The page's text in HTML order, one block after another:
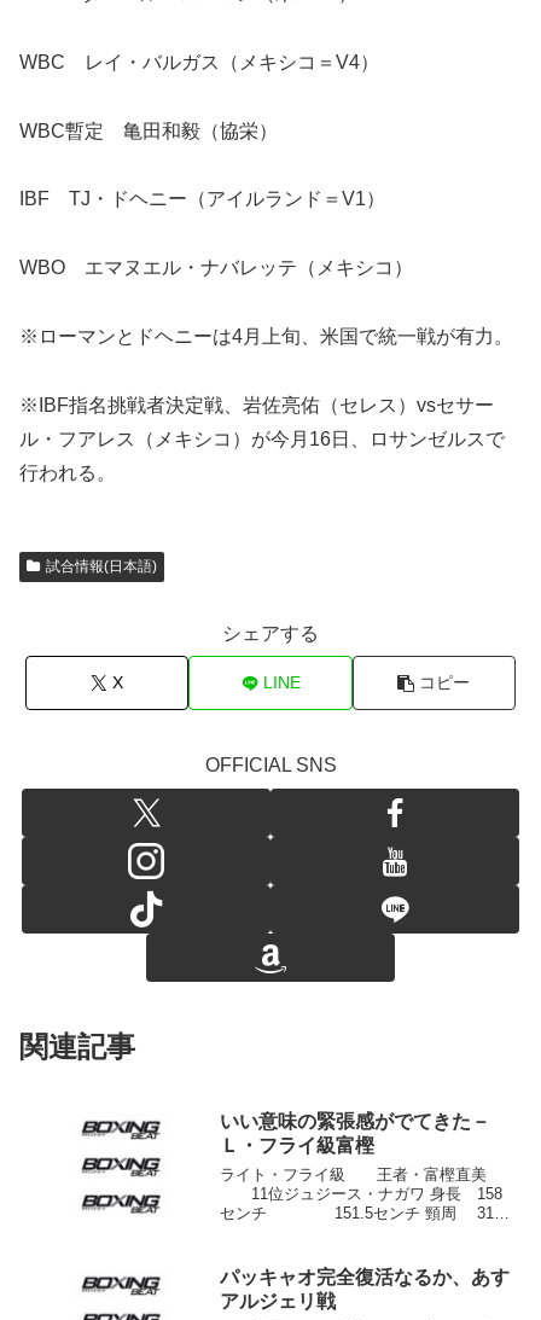
WBC レイ・バルガス（メキシコ＝V4）
WBC暫定 亀田和毅（協栄）
IBF TJ・ドヘニー（アイルランド＝V1）
WBO エマヌエル・ナバレッテ（メキシコ）
※ローマンとドヘニーは4月上旬、米国で統一戦が有力。
※IBF指名挑戦者決定戦、岩佐亮佑（セレス）vsセサー
ル・フアレス（メキシコ）が今月16日、ロサンゼルスで
行われる。
試合情報(日本語)
シェアする
X LINE コピー
OFFICIAL SNS
関連記事
いい意味の緊張感がでてきた－
Ｌ・フライ級富樫
ライト・フライ級 王者・富樫直美
11位ジュジース・ナガワ 身長 158
センチ 151.5センチ 頸周 31セ
2.0 左2.0 右1...
パッキャオ完全復活なるか、あす
アルジェリ戦